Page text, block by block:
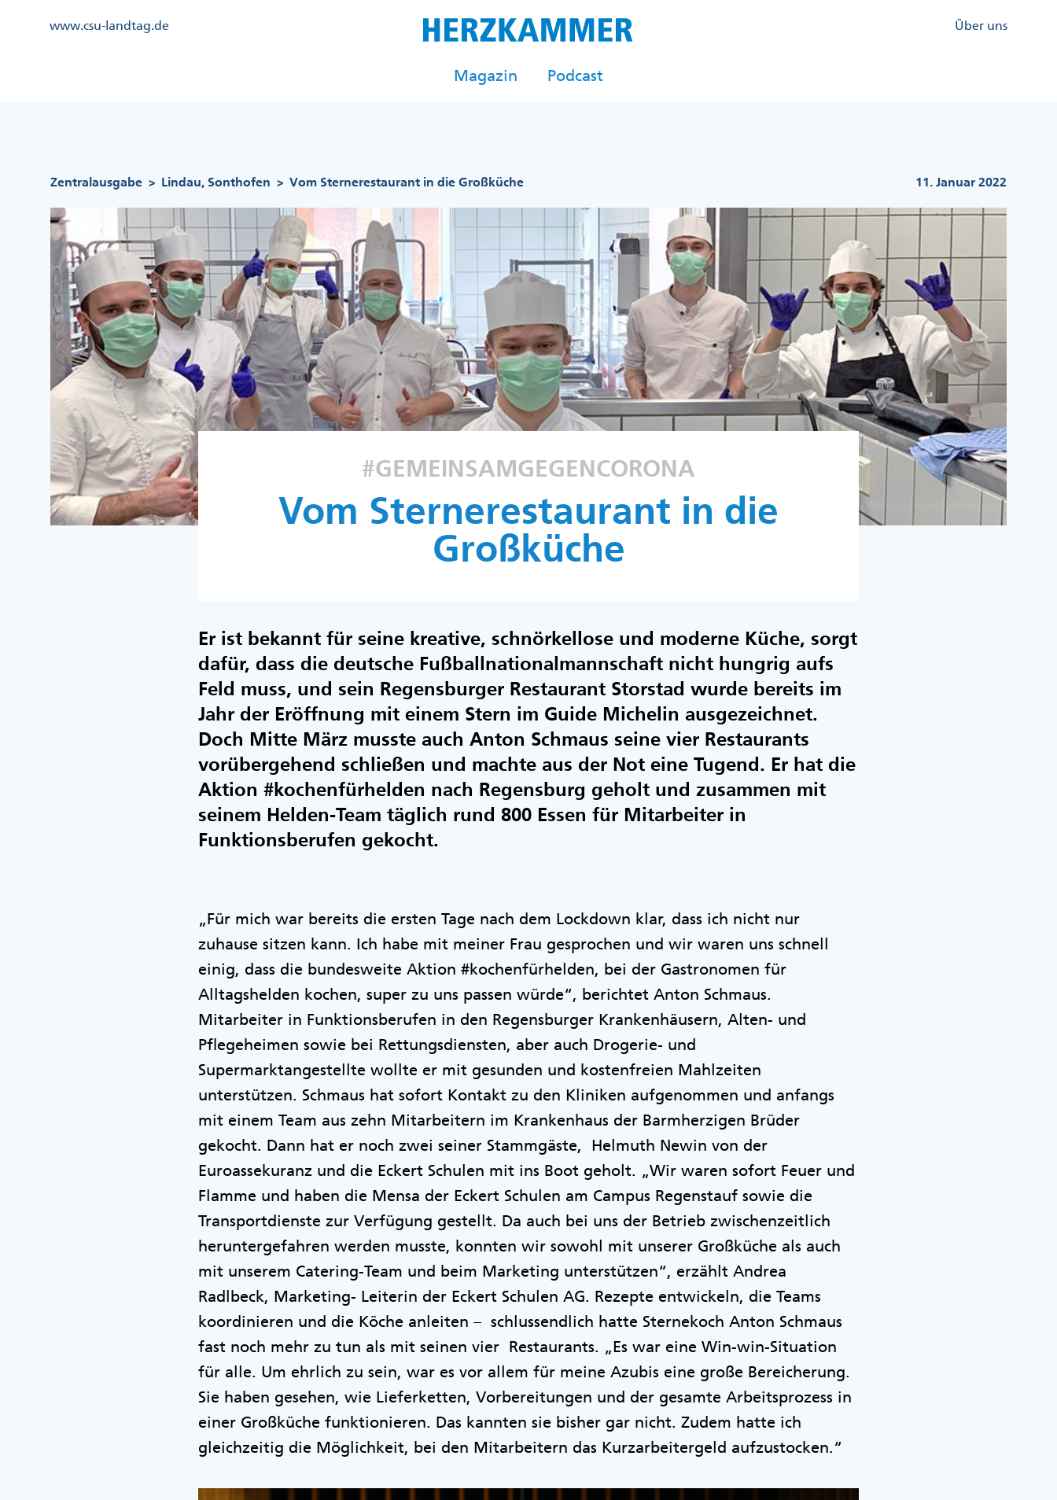
Kopfzeile
www.csu-landtag.de
Kopfzeile
Über uns
Magazin Podcast
Zentralausgabe > Lindau, Sonthofen > Vom Sternerestaurant in die Großküche 11. Januar 2022
#GEMEINSAMGEGENCORONA
Vom Sternerestaurant in die
Großküche
Er ist bekannt für seine kreative, schnörkellose und moderne Küche, sorgt
dafür, dass die deutsche Fußballnationalmannschaft nicht hungrig aufs
Feld muss, und sein Regensburger Restaurant Storstad wurde bereits im
Jahr der Eröffnung mit einem Stern im Guide Michelin ausgezeichnet.
Doch Mitte März musste auch Anton Schmaus seine vier Restaurants
vorübergehend schließen und machte aus der Not eine Tugend. Er hat die
Aktion #kochenfürhelden nach Regensburg geholt und zusammen mit
seinem Helden-Team täglich rund 800 Essen für Mitarbeiter in
Funktionsberufen gekocht.
„Für mich war bereits die ersten Tage nach dem Lockdown klar, dass ich nicht nur
zuhause sitzen kann. Ich habe mit meiner Frau gesprochen und wir waren uns schnell
einig, dass die bundesweite Aktion #kochenfürhelden, bei der Gastronomen für
Alltagshelden kochen, super zu uns passen würde“, berichtet Anton Schmaus.
Mitarbeiter in Funktionsberufen in den Regensburger Krankenhäusern, Alten- und
Pflegeheimen sowie bei Rettungsdiensten, aber auch Drogerie- und
Supermarktangestellte wollte er mit gesunden und kostenfreien Mahlzeiten
unterstützen. Schmaus hat sofort Kontakt zu den Kliniken aufgenommen und anfangs
mit einem Team aus zehn Mitarbeitern im Krankenhaus der Barmherzigen Brüder
gekocht. Dann hat er noch zwei seiner Stammgäste, Helmuth Newin von der
Euroassekuranz und die Eckert Schulen mit ins Boot geholt. „Wir waren sofort Feuer und
Flamme und haben die Mensa der Eckert Schulen am Campus Regenstauf sowie die
Transportdienste zur Verfügung gestellt. Da auch bei uns der Betrieb zwischenzeitlich
heruntergefahren werden musste, konnten wir sowohl mit unserer Großküche als auch
mit unserem Catering-Team und beim Marketing unterstützen“, erzählt Andrea
Radlbeck, Marketing- Leiterin der Eckert Schulen AG. Rezepte entwickeln, die Teams
koordinieren und die Köche anleiten – schlussendlich hatte Sternekoch Anton Schmaus
fast noch mehr zu tun als mit seinen vier Restaurants. „Es war eine Win-win-Situation
für alle. Um ehrlich zu sein, war es vor allem für meine Azubis eine große Bereicherung.
Sie haben gesehen, wie Lieferketten, Vorbereitungen und der gesamte Arbeitsprozess in
einer Großküche funktionieren. Das kannten sie bisher gar nicht. Zudem hatte ich
gleichzeitig die Möglichkeit, bei den Mitarbeitern das Kurzarbeitergeld aufzustocken.“